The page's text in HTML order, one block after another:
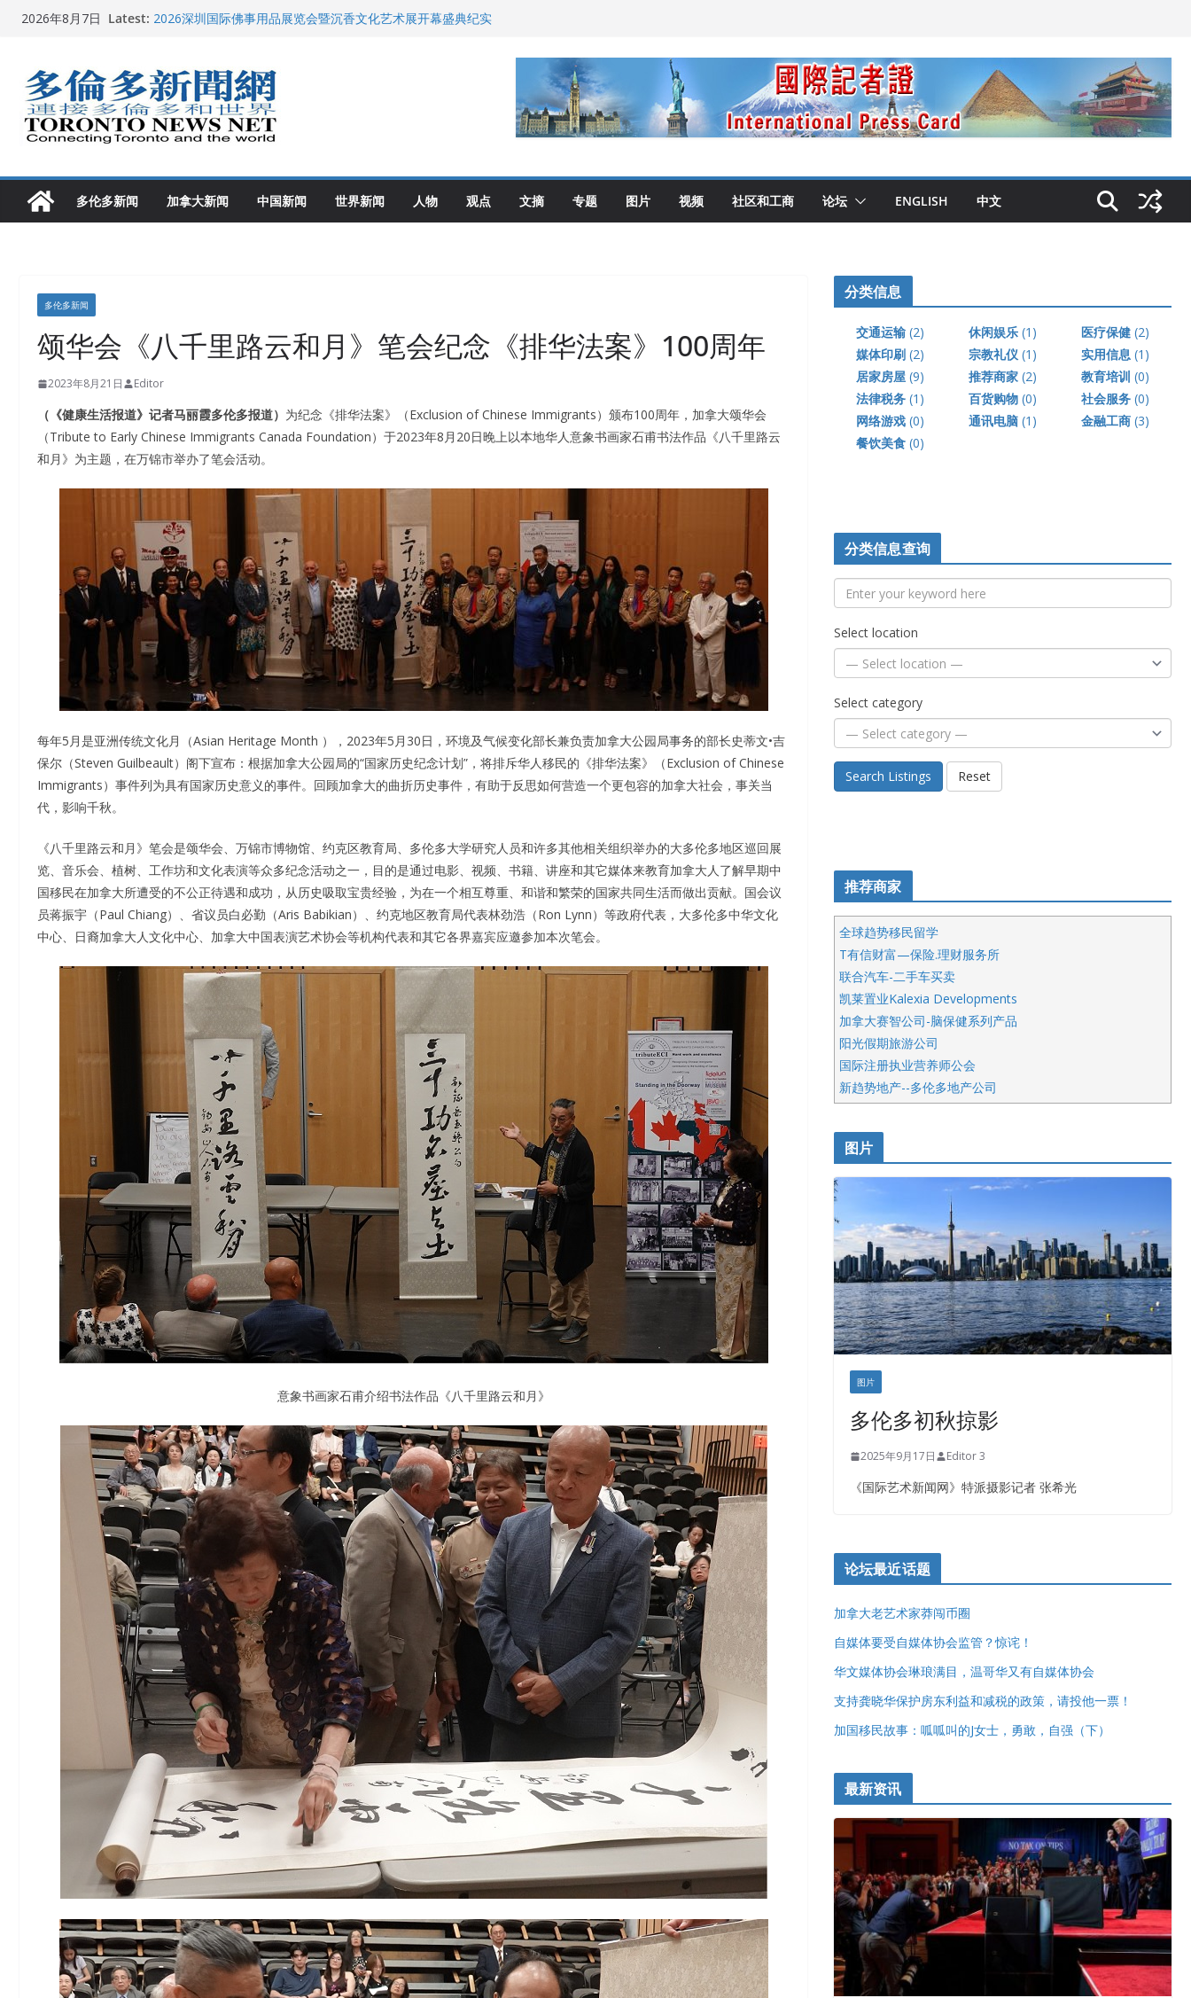
Skip2026年8月7日 Latest: 2026深圳国际佛事用品展览会暨沉香文化艺术展开幕盛典纪实
2026加拿大青少年儿童绘画比赛颁奖典礼多伦多举行
龚晓华参加多伦多骄傲大游行 与市民分享竞选理念
多伦多新闻 加拿大新闻 中国新闻 世界新闻 人物 观点 文摘 专题 图片 视频 社区和工商 论坛 ENGLISH 中文
多伦多新闻
颂华会《八千里路云和月》笔会纪念《排华法案》100周年
2023年8月21日 Editor
（《健康生活报道》记者马丽霞多伦多报道） 为纪念《排华法案》（Exclusion of Chinese Immigrants）颁布100周年，加拿大颂华会
（Tribute to Early Chinese Immigrants Canada Foundation）于2023年8月20日晚上以本地华人意象书画家石甫书法作品《八千里路云
和月》为主题，在万锦市举办了笔会活动。
每年5月是亚洲传统文化月（Asian Heritage Month ），2023年5月30日，环境及气候变化部长兼负责加拿大公园局事务的部长史蒂文•吉
保尔（Steven Guilbeault）阁下宣布：根据加拿大公园局的“国家历史纪念计划”，将排斥华人移民的《排华法案》（Exclusion of Chinese
Immigrants）事件列为具有国家历史意义的事件。回顾加拿大的曲折历史事件，有助于反思如何营造一个更包容的加拿大社会，事关当
代，影响千秋。
《八千里路云和月》笔会是颂华会、万锦市博物馆、约克区教育局、多伦多大学研究人员和许多其他相关组织举办的大多伦多地区巡回展
览、音乐会、植树、工作坊和文化表演等众多纪念活动之一，目的是通过电影、视频、书籍、讲座和其它媒体来教育加拿大人了解早期中
国移民在加拿大所遭受的不公正待遇和成功，从历史吸取宝贵经验，为在一个相互尊重、和谐和繁荣的国家共同生活而做出贡献。国会议
员蒋振宇（Paul Chiang）、省议员白必勤（Aris Babikian）、约克地区教育局代表林劲浩（Ron Lynn）等政府代表，大多伦多中华文化
中心、日裔加拿大人文化中心、加拿大中国表演艺术协会等机构代表和其它各界嘉宾应邀参加本次笔会。
意象书画家石甫介绍书法作品《八千里路云和月》
分类信息
交通运输 (2) 休闲娱乐 (1) 医疗保健 (2)
媒体印刷 (2) 宗教礼仪 (1) 实用信息 (1)
居家房屋 (9) 推荐商家 (2) 教育培训 (0)
法律税务 (1) 百货购物 (0) 社会服务 (0)
网络游戏 (0) 通讯电脑 (1) 金融工商 (3)
餐饮美食 (0)
分类信息查询
Select location
Select category
Search Listings Reset
推荐商家
全球趋势移民留学
T有信财富—保险.理财服务所
联合汽车-二手车买卖
凯莱置业Kalexia Developments
加拿大赛智公司-脑保健系列产品
阳光假期旅游公司
国际注册执业营养师公会
新趋势地产--多伦多地产公司
呱呱电器
开明车行KS CAR SALES & SERVICE
健健宝公司
皇后金融集团
正点印艺设计
图片
图片
多伦多初秋掠影
2025年9月17日 Editor 3
《国际艺术新闻网》特派摄影记者 张希光
论坛最近话题
加拿大老艺术家莽闯币圈
自媒体要受自媒体协会监管？惊诧！
华文媒体协会琳琅满目，温哥华又有自媒体协会
支持龚晓华保护房东利益和减税的政策，请投他一票！
加国移民故事：呱呱叫的J女士，勇敢，自强（下）
最新资讯